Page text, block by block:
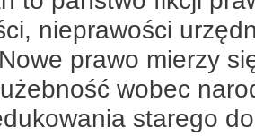
nieprawości
prawo mierzy
wobec
starego